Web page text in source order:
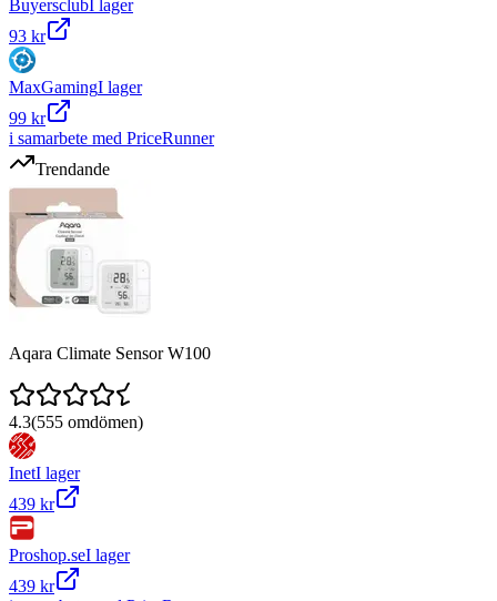
BuyersclubI lager
93 kr
MaxGamingI lager
99 kr
i samarbete med PriceRunner
Trendande
Aqara Climate Sensor W100
4.3(555 omdömen)
InetI lager
439 kr
Proshop.seI lager
439 kr